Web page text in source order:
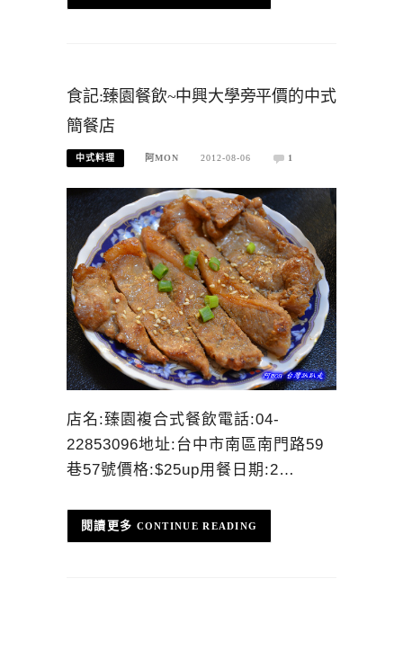
食記:臻園餐飲~中興大學旁平價的中式
簡餐店
中式料理 阿MON 2012-08-06 1
店名:臻園複合式餐飲電話:04-
22853096地址:台中市南區南門路59
巷57號價格:$25up用餐日期:2…
CONTINUE READING